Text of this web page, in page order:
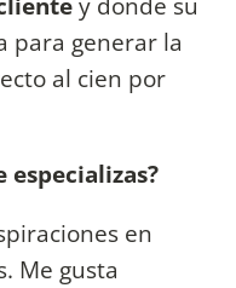
para generar la
al cien por
especializas?
en
Me gusta